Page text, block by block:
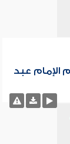
الإمام عبد